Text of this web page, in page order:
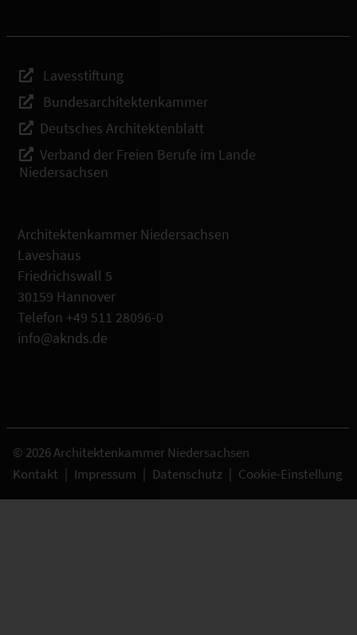
Lavesstiftung
Bundesarchitektenkammer
Deutsches Architektenblatt
Verband der Freien Berufe im Lande
Niedersachsen
Architektenkammer Niedersachsen
Laveshaus
Friedrichswall 5
30159 Hannover
Telefon +49 511 28096-0
info@aknds.de
© 2026 Architektenkammer Niedersachsen
Kontakt | Impressum | Datenschutz | Cookie-Einstellung